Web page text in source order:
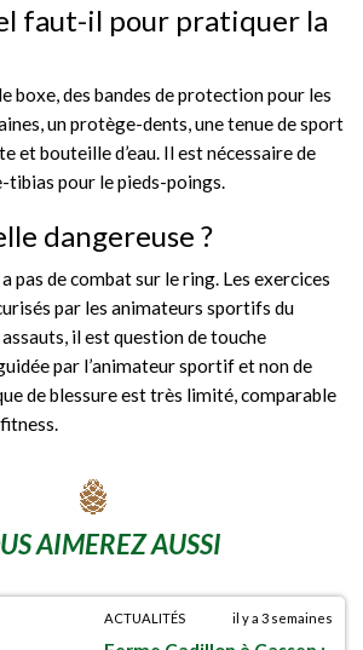
faut-il pour pratiquer la
boxe, des bandes de protection pour les
un protège-dents, une tenue de sport
et bouteille d’eau. Il est nécessaire de
tibias pour le pieds-poings.
dangereuse ?
pas de combat sur le ring. Les exercices
par les animateurs sportifs du
il est question de touche
par l’animateur sportif et non de
de blessure est très limité, comparable
AIMEREZ AUSSI
ACTUALITÉS il y a 3 semaines